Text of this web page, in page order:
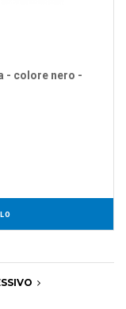
- colore nero -